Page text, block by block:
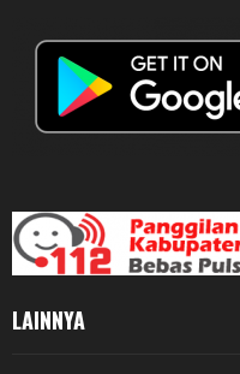
LAINNYA